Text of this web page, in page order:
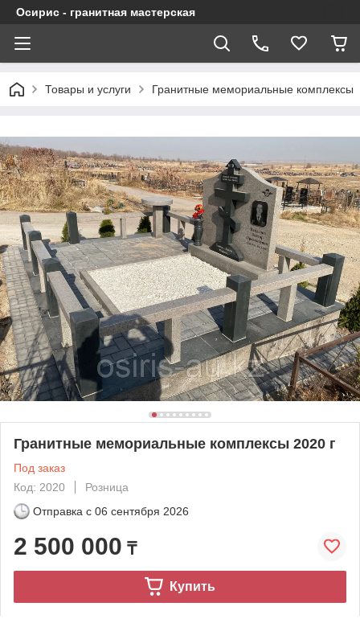
Осирис - гранитная мастерская
Товары и услуги Гранитные мемориальные комплексы
Гранитные мемориальные комплексы 2020 г
Под заказ
Код: 2020
Розница
Отправка с 06 сентября 2026
2 500 000 ₸
Купить